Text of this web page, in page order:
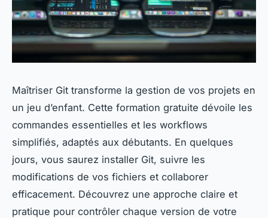
Maîtriser Git transforme la gestion de vos projets en
un jeu d’enfant. Cette formation gratuite dévoile les
commandes essentielles et les workflows
simplifiés, adaptés aux débutants. En quelques
jours, vous saurez installer Git, suivre les
modifications de vos fichiers et collaborer
efficacement. Découvrez une approche claire et
pratique pour contrôler chaque version de votre